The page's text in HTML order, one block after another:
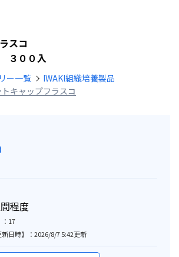
スコ
３００入
ー一覧
IWAKI組織培養製品
キャップフラスコ
程度
：17
日時】：2026/8/7 5:42更新